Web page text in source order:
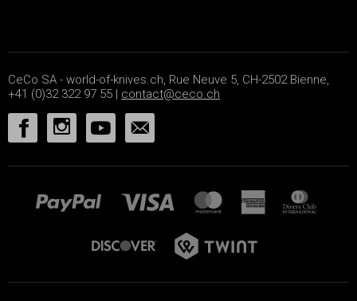
CeCo SA - world-of-knives.ch, Rue Neuve 5, CH-2502 Bienne,
+41 (0)32 322 97 55 | contact@ceco.ch